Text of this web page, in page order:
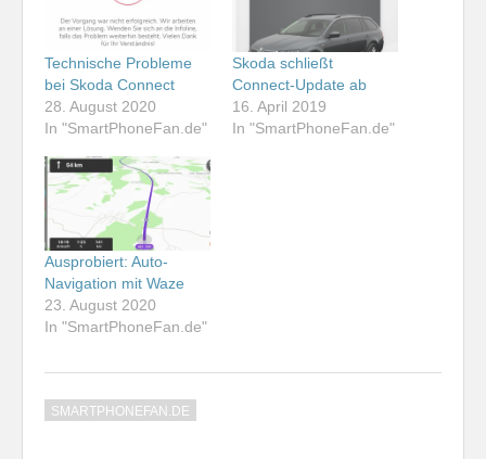
Technische Probleme
bei Skoda Connect
28. August 2020
In "SmartPhoneFan.de"
Skoda schließt
Connect-Update ab
16. April 2019
In "SmartPhoneFan.de"
Ausprobiert: Auto-
Navigation mit Waze
23. August 2020
In "SmartPhoneFan.de"
SMARTPHONEFAN.DE